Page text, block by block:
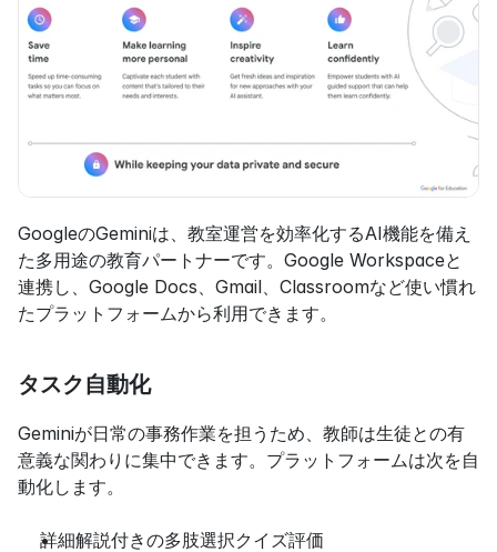
GoogleのGeminiは、教室運営を効率化するAI機能を備え
た多用途の教育パートナーです。Google Workspaceと
連携し、Google Docs、Gmail、Classroomなど使い慣れ
たプラットフォームから利用できます。
タスク自動化
Geminiが日常の事務作業を担うため、教師は生徒との有
意義な関わりに集中できます。プラットフォームは次を自
動化します。
詳細解説付きの多肢選択クイズ評価